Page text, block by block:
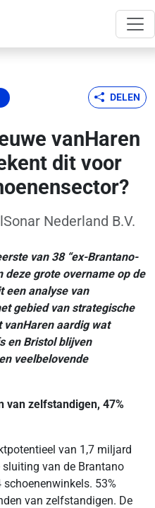
DELEN
vanHaren
dit voor
Nederland B.V.
van 38 “ex-Brantano-
deze grote overname op de
een analyse van
gebied van strategische
aardig wat
en Bristol blijven
veelbelovende
van zelfstandigen, 47%
van 1,7 miljard
sluiting van de Brantano
53%
van zelfstandigen. De